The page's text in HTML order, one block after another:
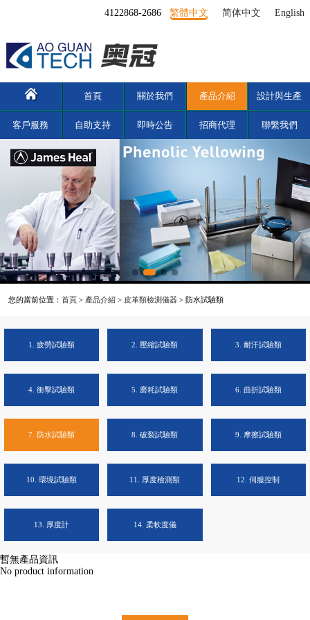
4122868-2686 繁體中文 简体中文 English
首頁 關於我們 產品介紹 設計與生產
客戶服務 自助支持 即時公告 招商代理 聯繫我們
您的當前位置： 首頁> 產品介紹> 皮革類檢測儀器> 防水試驗類
1. 疲勞試驗類 2. 壓縮試驗類 3. 耐汗試驗類
4. 衝擊試驗類 5. 磨耗試驗類 6. 曲折試驗類
7. 防水試驗類 8. 破裂試驗類 9. 摩擦試驗類
10. 環境試驗類 11. 厚度檢測類 12. 伺服控制
13. 厚度計 14. 柔軟度儀
暫無產品資訊
No product information